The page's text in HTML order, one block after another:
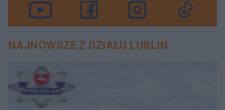
NAJNOWSZE Z DZIAŁU LUBLIN